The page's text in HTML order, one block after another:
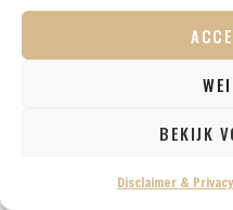
BEKIJK
Disclaimer &